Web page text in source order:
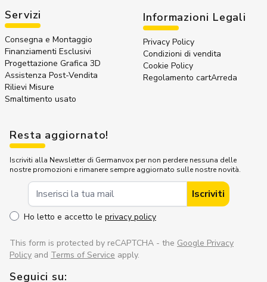
Servizi
Consegna e Montaggio
Finanziamenti Esclusivi
Progettazione Grafica 3D
Assistenza Post-Vendita
Rilievi Misure
Smaltimento usato
Informazioni Legali
Privacy Policy
Condizioni di vendita
Cookie Policy
Regolamento cartArreda
Resta aggiornato!
Iscriviti alla Newsletter di Germanvox per non perdere nessuna delle
nostre promozioni e rimanere sempre aggiornato sulle nostre novità.
Iscriviti
Ho letto e accetto le privacy policy
This form is protected by reCAPTCHA - the Google Privacy
Policy and Terms of Service apply.
Seguici su: